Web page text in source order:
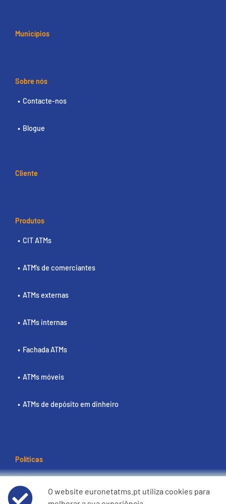
Municípios
Sobre nós
Contacte-nos
Blogue
Cliente
Produtos
CIT ATMs
ATM’s de comerciantes
ATMs externas
ATMs internas
Fachada ATMs
ATMs móveis
ATMs de depósito em dinheiro
Políticas
Termos e condições de utilização
O website euronetatms.pt utiliza cookies para